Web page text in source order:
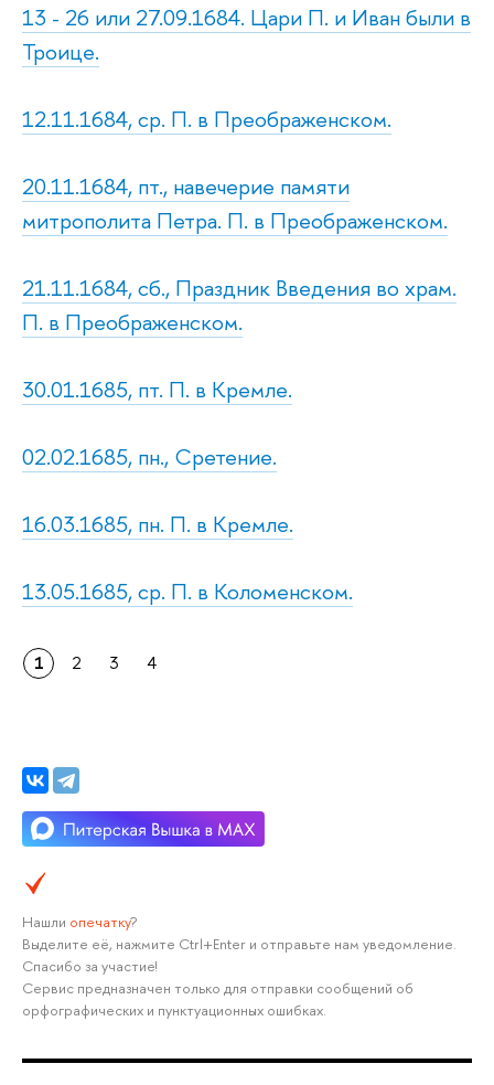
13 - 26 или 27.09.1684. Цари П. и Иван были в
Троице.
12.11.1684, ср. П. в Преображенском.
20.11.1684, пт., навечерие памяти
митрополита Петра. П. в Преображенском.
21.11.1684, сб., Праздник Введения во храм.
П. в Преображенском.
30.01.1685, пт. П. в Кремле.
02.02.1685, пн., Сретение.
16.03.1685, пн. П. в Кремле.
13.05.1685, ср. П. в Коломенском.
1 2 3 4
Нашли опечатку?
Выделите её, нажмите Ctrl+Enter и отправьте нам уведомление.
Спасибо за участие!
Сервис предназначен только для отправки сообщений об
орфографических и пунктуационных ошибках.